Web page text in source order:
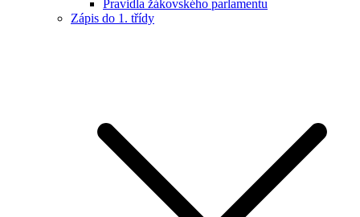
Pravidla žákovského parlamentu
Zápis do 1. třídy